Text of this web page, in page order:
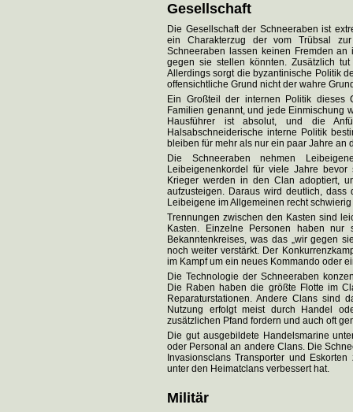
Gesellschaft
Die Gesellschaft der Schneeraben ist
ein Charakterzug der vom Trübsal
Schneeraben lassen keinen Fremden
gegen sie stellen könnten. Zusätzlich
Allerdings sorgt die byzantinische Politik
offensichtliche Grund nicht der wahre
Ein Großteil der internen Politik dieses
Familien genannt, und jede Einmischung
Hausführer ist absolut, und die
Halsabschneiderische interne Politik
bleiben für mehr als nur ein paar Jahre an
Die Schneeraben nehmen
Leibeigenenkordel für viele Jahre
Krieger werden in den Clan adoptiert,
aufzusteigen. Daraus wird deutlich,
Leibeigene im Allgemeinen recht
Trennungen zwischen den Kasten sind
Kasten. Einzelne Personen haben nur
Bekanntenkreises, was das „wir gegen
noch weiter verstärkt. Der
im Kampf um ein neues Kommando oder
Die Technologie der Schneeraben
Die Raben haben die größte Flotte im
Reparaturstationen. Andere Clans sind
Nutzung erfolgt meist durch Handel
zusätzlichen Pfand fordern und auch oft
Die gut ausgebildete Handelsmarine
oder Personal an andere Clans. Die
Invasionsclans Transporter und
unter den Heimatclans verbessert hat.
Militär